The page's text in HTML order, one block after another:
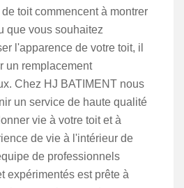
toit commencent à montrer
que vous souhaitez
l'apparence de votre toit, il
un remplacement
Chez HJ BATIMENT nous
un service de haute qualité
vie à votre toit et à
de vie à l'intérieur de
de professionnels
expérimentés est prête à